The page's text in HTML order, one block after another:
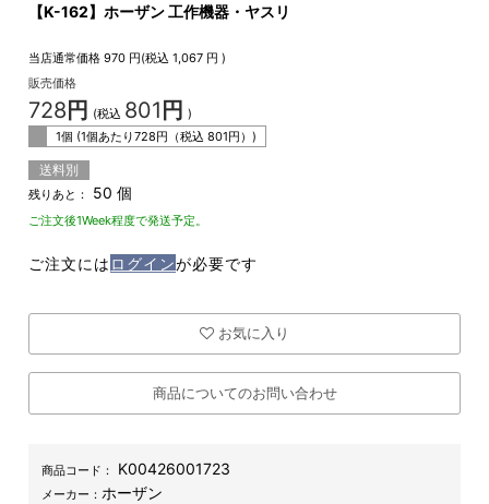
【K-162】ホーザン 工作機器・ヤスリ
当店通常価格 970 円(税込1,067 円 )
販売価格
728 円 (税込 801 円 )
1個 (1個あたり728円（税込801円）)
送料別
残りあと： 50 個
ご注文後1Week程度で発送予定。
ご注文には ログインが必要です
お気に入り
商品についてのお問い合わせ
商品コード： K00426001723
メーカー：ホーザン